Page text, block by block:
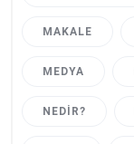
MAKALE
MEDYA
NEDIR?